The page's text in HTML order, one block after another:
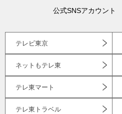
公式SNSアカウント
テレビ東京
ネットもテレ東
テレ東マート
テレ東トラベル